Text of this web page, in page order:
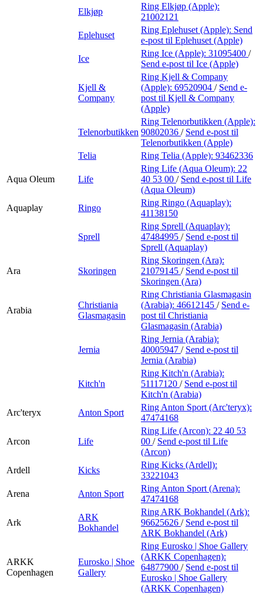
Elkjøp
Ring Elkjøp (Apple):
21002121
Eplehuset
Ring Eplehuset (Apple): Send
e-post til Eplehuset (Apple)
Ice
Ring Ice (Apple): 31095400 /
Send e-post til Ice (Apple)
Kjell &
Company
Ring Kjell & Company
(Apple): 69520904 / Send e-
post til Kjell & Company
(Apple)
Telenorbutikken
Ring Telenorbutikken (Apple):
90802036 / Send e-post til
Telenorbutikken (Apple)
Telia
Ring Telia (Apple): 93462336
Aqua Oleum Life
Ring Life (Aqua Oleum): 22
40 53 00 / Send e-post til Life
(Aqua Oleum)
Aquaplay
Ringo
Ring Ringo (Aquaplay):
41138150
Sprell
Ring Sprell (Aquaplay):
47484995 / Send e-post til
Sprell (Aquaplay)
Ara Skoringen
Ring Skoringen (Ara):
21079145 / Send e-post til
Skoringen (Ara)
Arabia
Christiania
Glasmagasin
Ring Christiania Glasmagasin
(Arabia): 46612145 / Send e-
post til Christiania
Glasmagasin (Arabia)
Jernia
Ring Jernia (Arabia):
40005947 / Send e-post til
Jernia (Arabia)
Kitch'n
Ring Kitch'n (Arabia):
51117120 / Send e-post til
Kitch'n (Arabia)
Arc'teryx
Anton Sport
Ring Anton Sport (Arc'teryx):
47474168
Arcon Life
Ring Life (Arcon): 22 40 53
00 / Send e-post til Life
(Arcon)
Ardell
Kicks
Ring Kicks (Ardell):
33221043
Arena
Anton Sport
Ring Anton Sport (Arena):
47474168
Ark
ARK
Bokhandel
Ring ARK Bokhandel (Ark):
96625626 / Send e-post til
ARK Bokhandel (Ark)
ARKK
Copenhagen
Eurosko | Shoe
Gallery
Ring Eurosko | Shoe Gallery
(ARKK Copenhagen):
64877900 / Send e-post til
Eurosko | Shoe Gallery
(ARKK Copenhagen)